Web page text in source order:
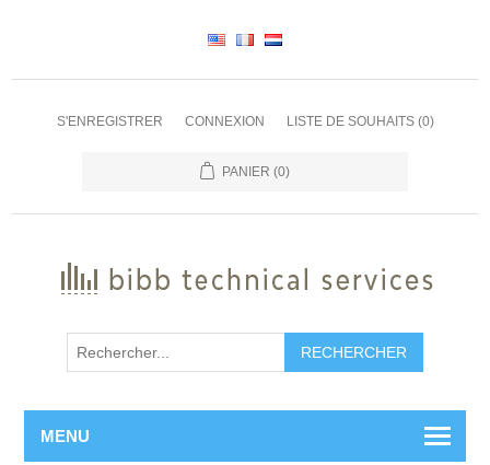
S'ENREGISTRER CONNEXION LISTE DE SOUHAITS (0)
PANIER (0)
RECHERCHER
MENU